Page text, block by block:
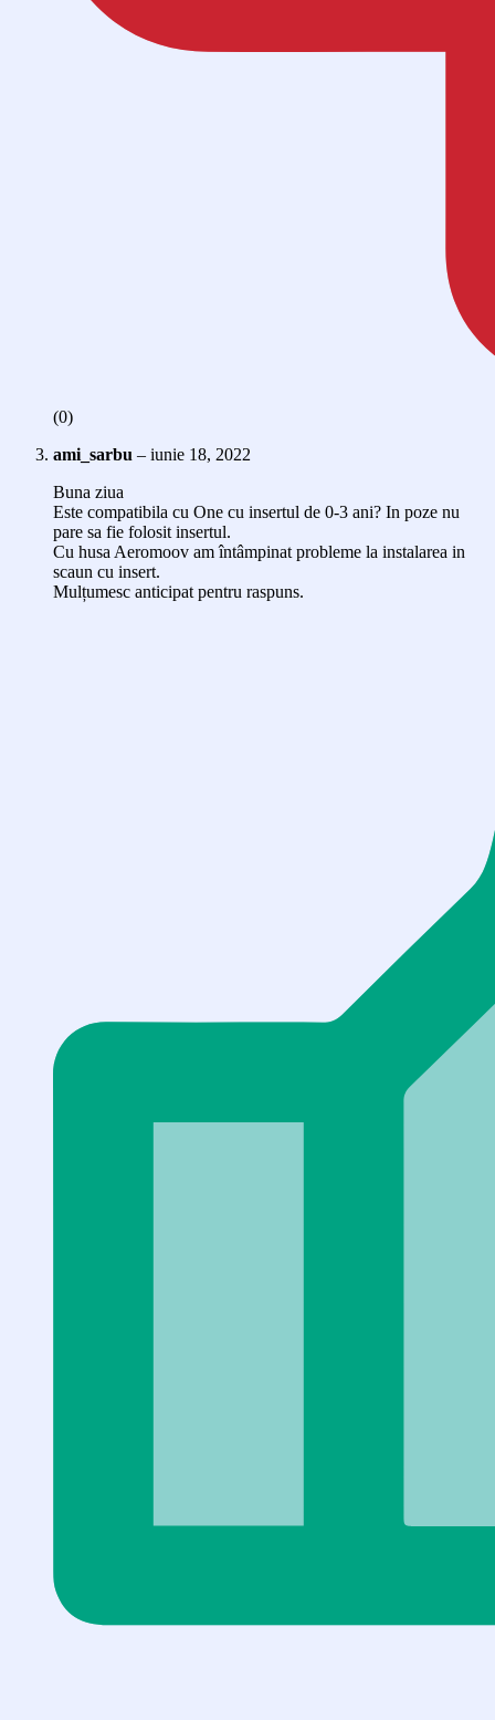
(0)
ami_sarbu – iunie 18, 2022
Buna ziua
Este compatibila cu One cu insertul de 0-3 ani? In poze nu
pare sa fie folosit insertul.
Cu husa Aeromoov am întâmpinat probleme la instalarea in
scaun cu insert.
Mulțumesc anticipat pentru raspuns.